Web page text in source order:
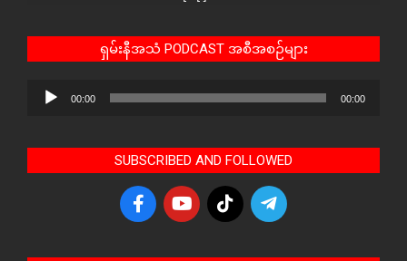
ရှမ်းနီအသံ PODCAST အစီအစဉ်များ
Audio
00:00 00:00
SUBSCRIBED AND FOLLOWED